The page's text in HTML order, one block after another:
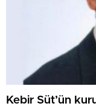
Kebir Süt’ün